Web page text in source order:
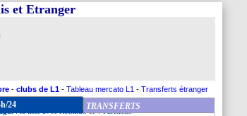
et Etranger
- clubs de L1 - Tableau mercato L1 - Transferts étranger
24 TRANSFERTS
: Genesio veut partir
: Kane vu en modèle par Lautaro Martinez
: 6 départs officialisés
selon Rowe, Rabiot avait frappé le premier
: la liste avec Ronaldo et 4 Parisiens